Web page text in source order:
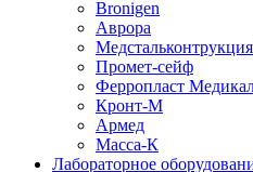
Bronigen
Аврора
Промет-сейф
Ферропласт
Кронт-М
Армед
Масса-К
Лабораторное